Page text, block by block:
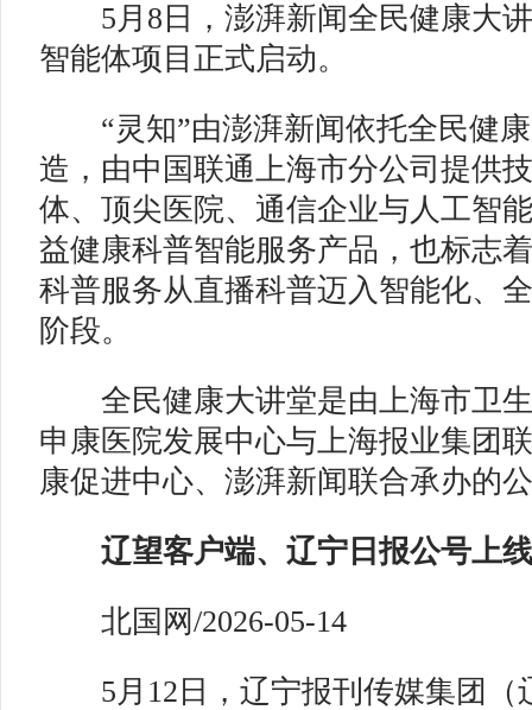
5月8日，澎湃新闻全民健康大讲
智能体项目正式启动。
“灵知”由澎湃新闻依托全民健康
造，由中国联通上海市分公司提供
体、顶尖医院、通信企业与人工智
益健康科普智能服务产品，也标志
科普服务从直播科普迈入智能化、
阶段。
全民健康大讲堂是由上海市卫生
申康医院发展中心与上海报业集团
康促进中心、澎湃新闻联合承办的
辽望客户端、辽宁日报公号上线
北国网/2026-05-14
5月12日，辽宁报刊传媒集团（